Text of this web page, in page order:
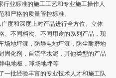
行业标准的施工工艺和专业施工操作人
和严格的质量管控标准。
度和深度上对产品进行全方位、立体
、不同档次、不同用途的系列产品，现
场地坪漆，防静电地坪漆，防尘耐磨地
固化剂，自流平水泥，其他类型的产品
电地板，球场地坪等
一批经验丰富的专业技术人才和施工队